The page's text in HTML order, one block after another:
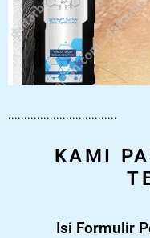
..................................
KAMI
Isi Formulir